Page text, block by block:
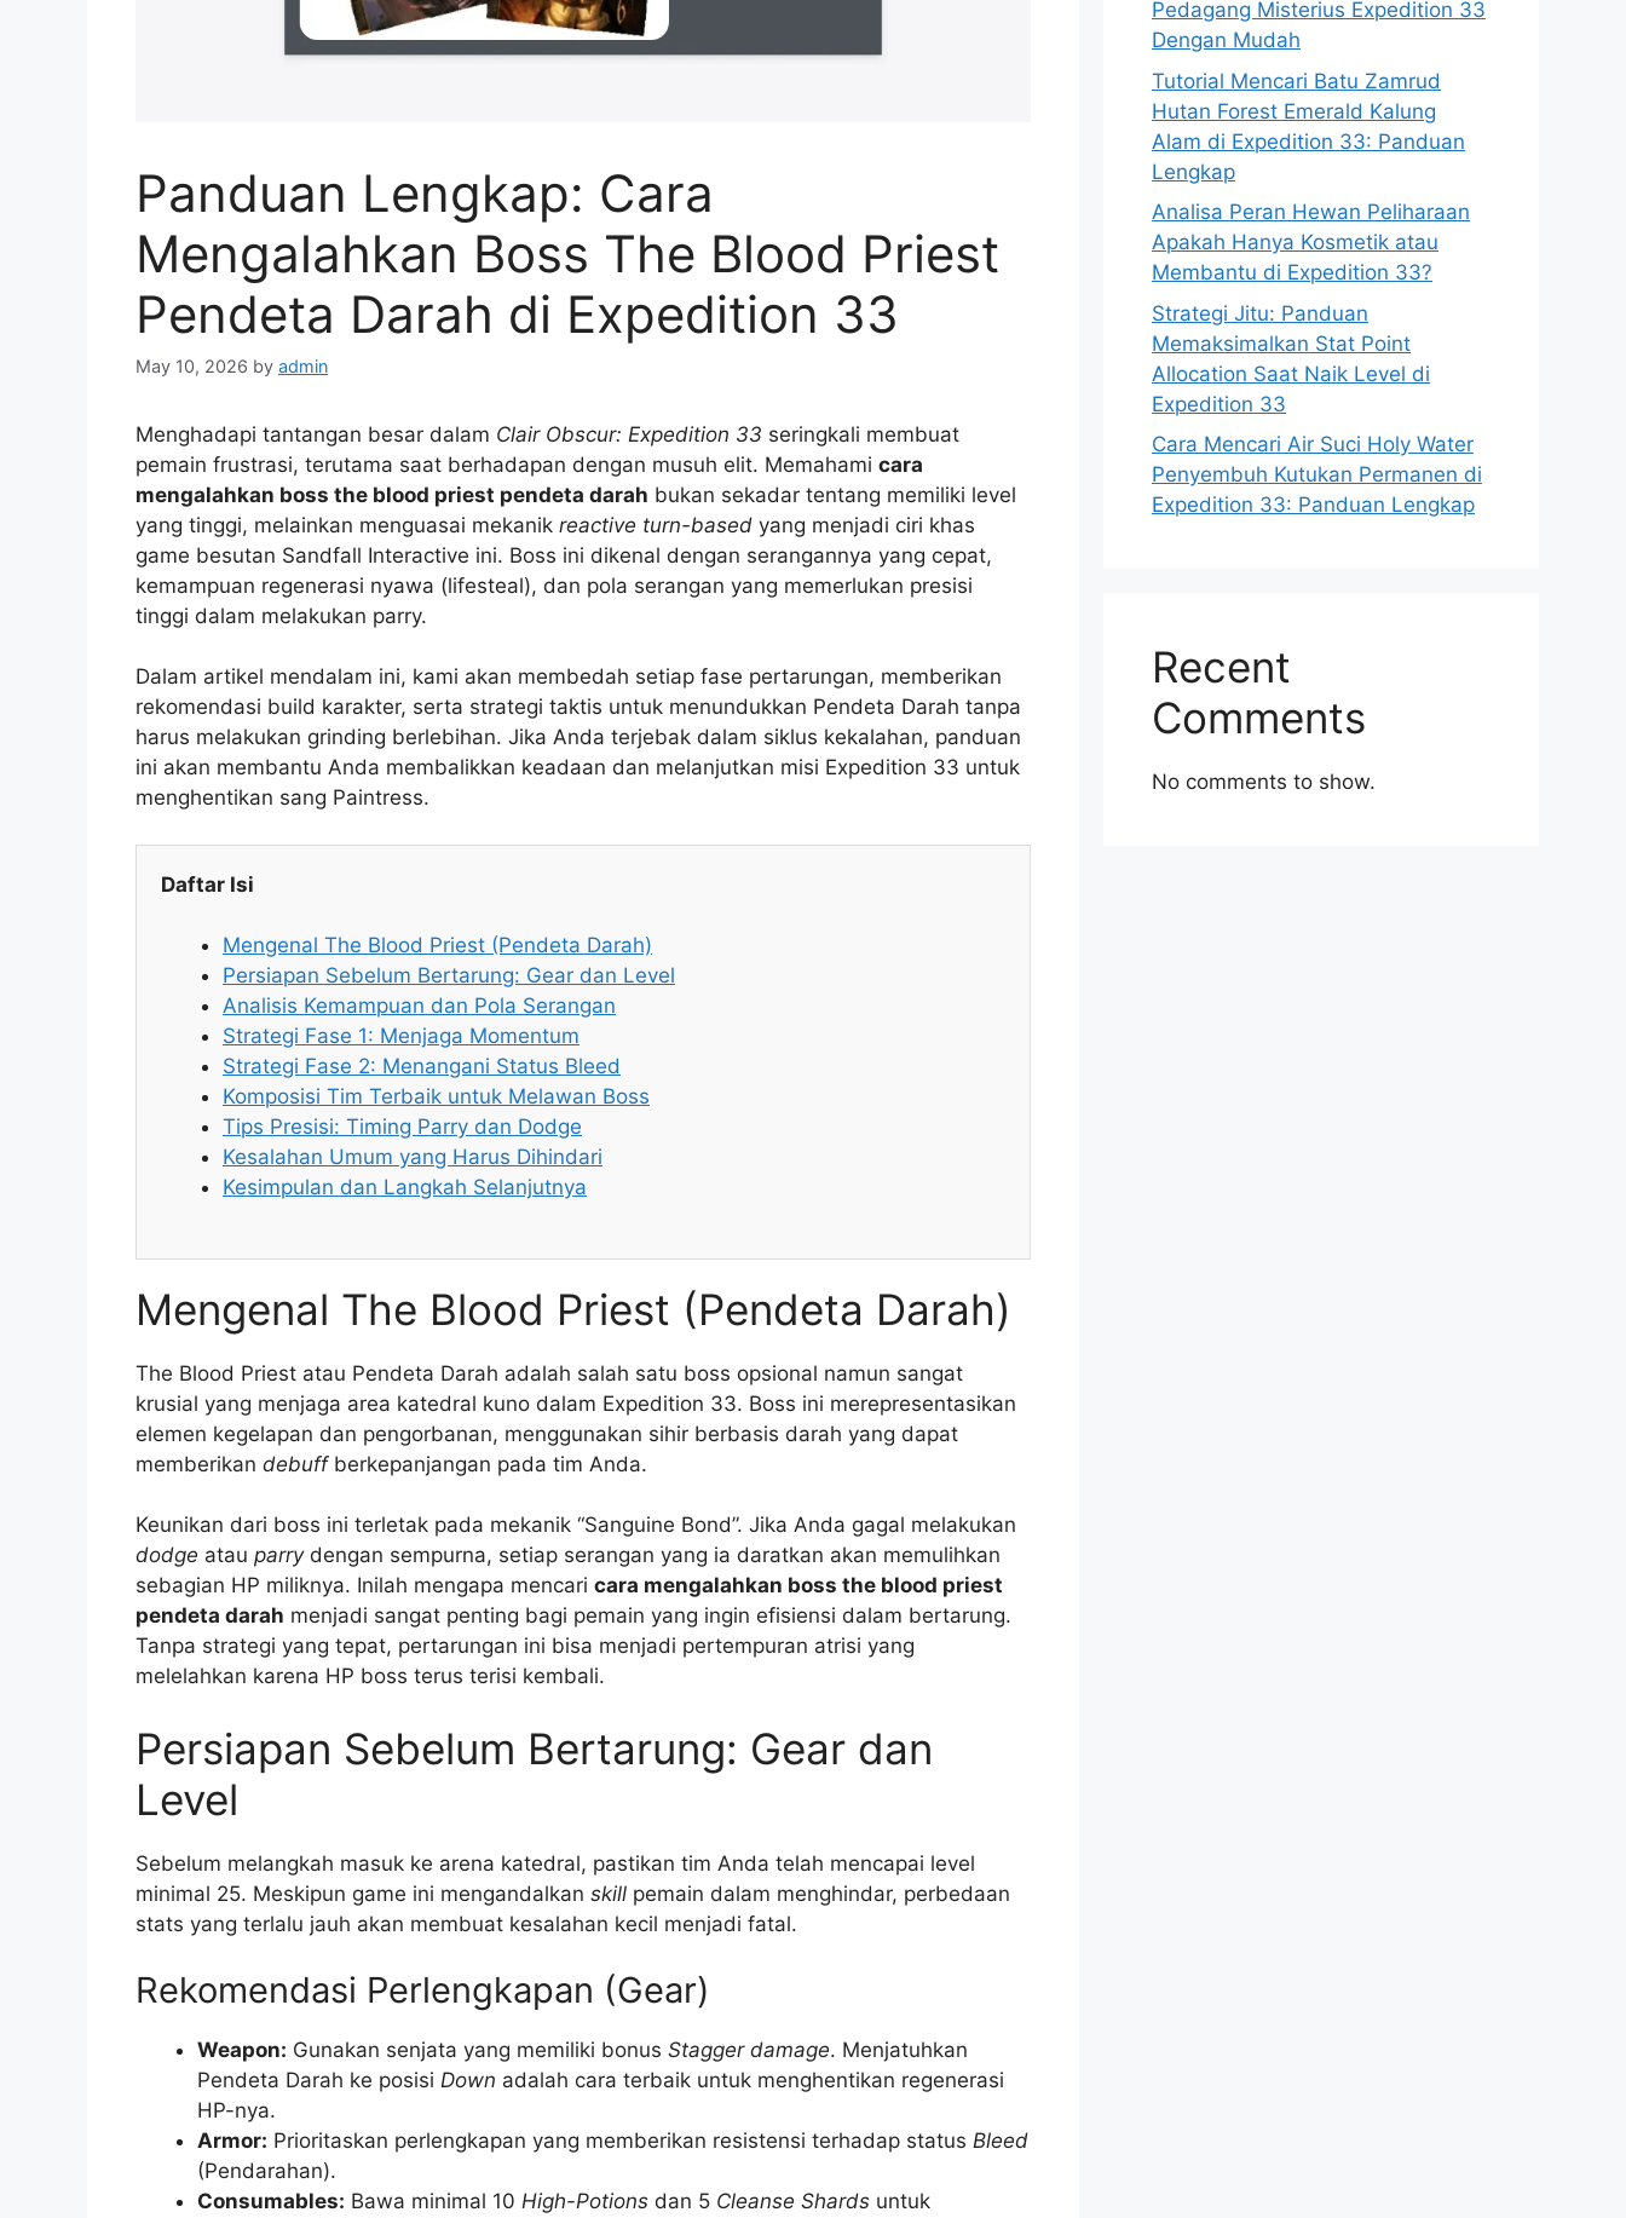
Panduan Lengkap: Cara
Mengalahkan Boss The Blood Priest
Pendeta Darah di Expedition 33
May 10, 2026 by admin
Menghadapi tantangan besar dalam Clair Obscur: Expedition 33 seringkali membuat
pemain frustrasi, terutama saat berhadapan dengan musuh elit. Memahami cara
mengalahkan boss the blood priest pendeta darah bukan sekadar tentang memiliki level
yang tinggi, melainkan menguasai mekanik reactive turn-based yang menjadi ciri khas
game besutan Sandfall Interactive ini. Boss ini dikenal dengan serangannya yang cepat,
kemampuan regenerasi nyawa (lifesteal), dan pola serangan yang memerlukan presisi
tinggi dalam melakukan parry.
Dalam artikel mendalam ini, kami akan membedah setiap fase pertarungan, memberikan
rekomendasi build karakter, serta strategi taktis untuk menundukkan Pendeta Darah tanpa
harus melakukan grinding berlebihan. Jika Anda terjebak dalam siklus kekalahan, panduan
ini akan membantu Anda membalikkan keadaan dan melanjutkan misi Expedition 33 untuk
menghentikan sang Paintress.
Daftar Isi
Mengenal The Blood Priest (Pendeta Darah)
Persiapan Sebelum Bertarung: Gear dan Level
Analisis Kemampuan dan Pola Serangan
Strategi Fase 1: Menjaga Momentum
Strategi Fase 2: Menangani Status Bleed
Komposisi Tim Terbaik untuk Melawan Boss
Tips Presisi: Timing Parry dan Dodge
Kesalahan Umum yang Harus Dihindari
Kesimpulan dan Langkah Selanjutnya
Mengenal The Blood Priest (Pendeta Darah)
The Blood Priest atau Pendeta Darah adalah salah satu boss opsional namun sangat
krusial yang menjaga area katedral kuno dalam Expedition 33. Boss ini merepresentasikan
elemen kegelapan dan pengorbanan, menggunakan sihir berbasis darah yang dapat
memberikan debuffberkepanjangan pada tim Anda.
Keunikan dari boss ini terletak pada mekanik “Sanguine Bond”. Jika Anda gagal melakukan
dodge atau parrydengan sempurna, setiap serangan yang ia daratkan akan memulihkan
sebagian HP miliknya. Inilah mengapa mencari cara mengalahkan boss the blood priest
pendeta darah menjadi sangat penting bagi pemain yang ingin efisiensi dalam bertarung.
Tanpa strategi yang tepat, pertarungan ini bisa menjadi pertempuran atrisi yang
melelahkan karena HP boss terus terisi kembali.
Persiapan Sebelum Bertarung: Gear dan
Level
Sebelum melangkah masuk ke arena katedral, pastikan tim Anda telah mencapai level
minimal 25. Meskipun game ini mengandalkan skill pemain dalam menghindar, perbedaan
stats yang terlalu jauh akan membuat kesalahan kecil menjadi fatal.
Rekomendasi Perlengkapan (Gear)
Weapon: Gunakan senjata yang memiliki bonus Stagger damage. Menjatuhkan
Pendeta Darah ke posisi Down adalah cara terbaik untuk menghentikan regenerasi
HP-nya.
Armor: Prioritaskan perlengkapan yang memberikan resistensi terhadap status Bleed
(Pendarahan).
Consumables: Bawa minimal 10 High-Potions dan 5 Cleanse Shards untuk
Pedagang Misterius Expedition 33
Dengan Mudah
Tutorial Mencari Batu Zamrud
Hutan Forest Emerald Kalung
Alam di Expedition 33: Panduan
Lengkap
Analisa Peran Hewan Peliharaan
Apakah Hanya Kosmetik atau
Membantu di Expedition 33?
Strategi Jitu: Panduan
Memaksimalkan Stat Point
Allocation Saat Naik Level di
Expedition 33
Cara Mencari Air Suci Holy Water
Penyembuh Kutukan Permanen di
Expedition 33: Panduan Lengkap
Recent
Comments
No comments to show.